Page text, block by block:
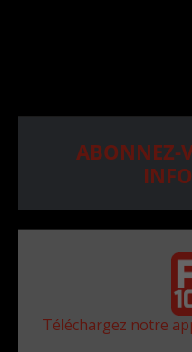
ABONNEZ-
Téléchargez notre